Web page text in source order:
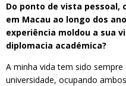
Do ponto de vista pessoal,
em Macau ao longo dos
experiência moldou a sua
diplomacia académica?
A minha vida tem sido
universidade, ocupando